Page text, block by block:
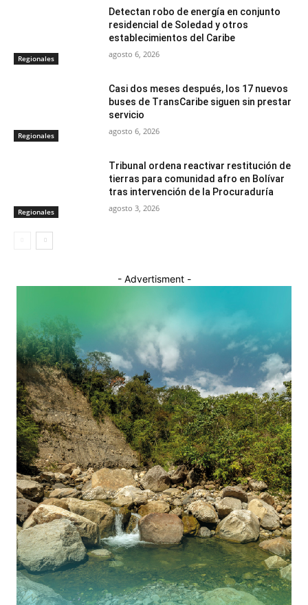
Regionales
Detectan robo de energía en conjunto
residencial de Soledad y otros
establecimientos del Caribe
agosto 6, 2026
Regionales
Casi dos meses después, los 17 nuevos
buses de TransCaribe siguen sin prestar
servicio
agosto 6, 2026
Regionales
Tribunal ordena reactivar restitución de
tierras para comunidad afro en Bolívar
tras intervención de la Procuraduría
agosto 3, 2026
- Advertisment -